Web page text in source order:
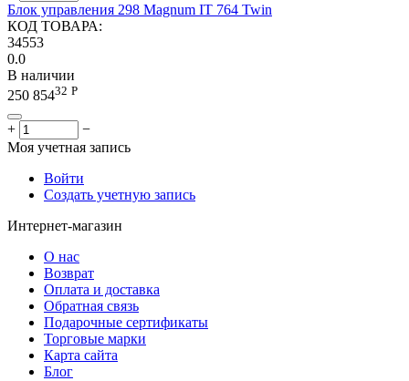
Блок управления 298 Magnum IT 764 Twin
КОД ТОВАРА:
34553
0.0
В наличии
250 85432 Р
+
−
Моя учетная запись
Войти
Создать учетную запись
Интернет-магазин
О нас
Возврат
Оплата и доставка
Обратная связь
Подарочные сертификаты
Торговые марки
Карта сайта
Блог